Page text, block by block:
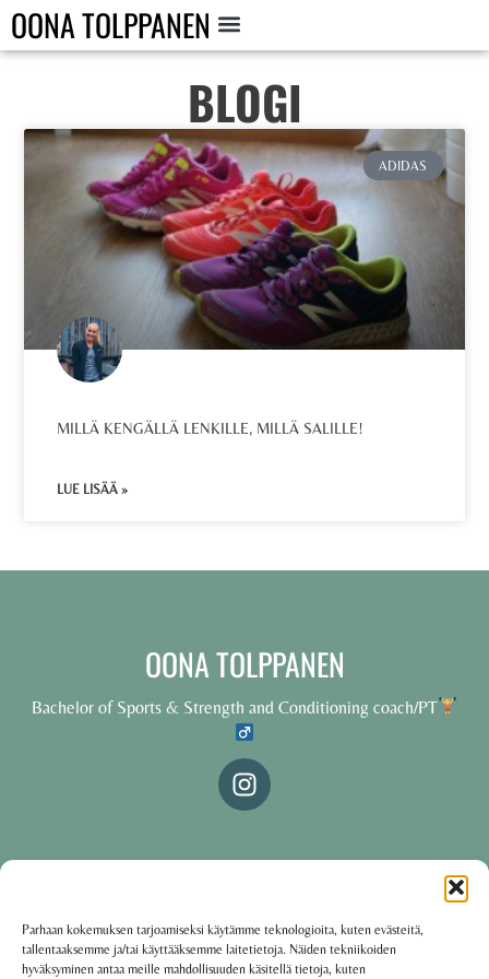
Parhaan kokemuksen tarjoamiseksi käytämme teknologioita, kuten evästeitä,
tallentaaksemme ja/tai käyttääksemme laitetietoja. Näiden tekniikoiden
hyväksyminen antaa meille mahdollisuuden käsitellä tietoja, kuten
OONA TOLPPANEN
BLOGI
ADIDAS
MILLÄ KENGÄLLÄ LENKILLE, MILLÄ SALILLE!
LUE LISÄÄ »
OONA TOLPPANEN
Bachelor of Sports & Strength and Conditioning coach/PT
Käyttöehdot·Tietosuojakäytäntö